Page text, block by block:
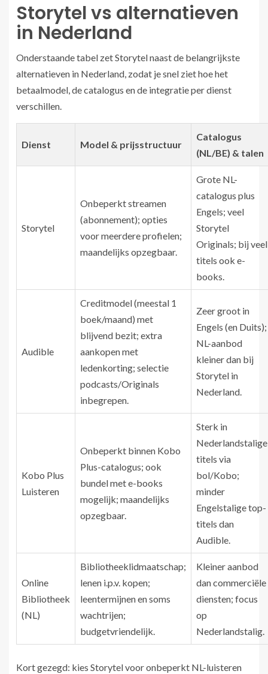
Storytel vs alternatieven
in Nederland
Onderstaande tabel zet Storytel naast de belangrijkste
alternatieven in Nederland, zodat je snel ziet hoe het
betaalmodel, de catalogus en de integratie per dienst
verschillen.
Dienst Model & prijsstructuur
Catalogus
(NL/BE) & talen
Storytel
Onbeperkt streamen
(abonnement); opties
voor meerdere profielen;
maandelijks opzegbaar.
Grote NL-
catalogus plus
Engels; veel
Storytel
Originals; bij veel
titels ook e-
books.
Audible
Creditmodel (meestal 1
boek/maand) met
blijvend bezit; extra
aankopen met
ledenkorting; selectie
podcasts/Originals
inbegrepen.
Zeer groot in
Engels (en Duits);
NL-aanbod
kleiner dan bij
Storytel in
Nederland.
Kobo Plus
Luisteren
Onbeperkt binnen Kobo
Plus-catalogus; ook
bundel met e-books
mogelijk; maandelijks
opzegbaar.
Sterk in
Nederlandstalige
titels via
bol/Kobo;
minder
Engelstalige top-
titels dan
Audible.
Online
Bibliotheek
(NL)
Bibliotheeklidmaatschap;
lenen i.p.v. kopen;
leentermijnen en soms
wachtrijen;
budgetvriendelijk.
Kleiner aanbod
dan commerciële
diensten; focus
op
Nederlandstalig.
Kort gezegd: kies Storytel voor onbeperkt NL-luisteren